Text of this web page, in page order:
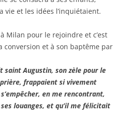
et les idées l’inquiétaient.
Milan pour le rejoindre et c’est
conversion et à son baptême par
saint Augustin, son zèle pour le
frappaient si vivement
en me rencontrant,
louanges, et qu’il me félicitait